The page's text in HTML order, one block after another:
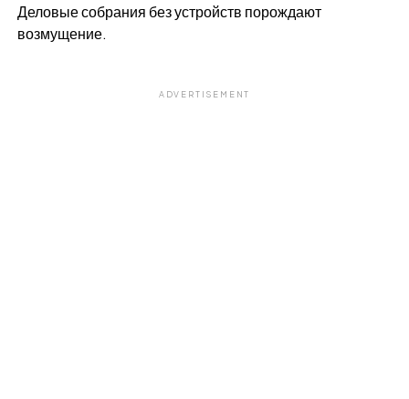
Деловые собрания без устройств порождают
возмущение.
ADVERTISEMENT